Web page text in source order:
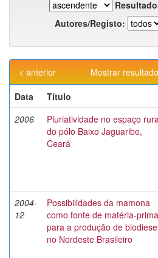
Autores/Registo:
Mostrar
< anterior
Data
Título
2006
Pluriatividade no espaço
do pólo Baixo Jaguaribe,
Ceará
2004-
12
Possibilidades da mamona
como fonte de matéria-prima
para a produção de
no Nordeste Brasileiro